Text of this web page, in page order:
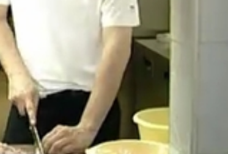
mértékétől függően ennek akár több
az étteremben nem találtak problémát.
igazgatóság
Nem a szankció az elsőgleges nálunk, ha
is ezt kívánja, hogy a hibákat kijavítsák a